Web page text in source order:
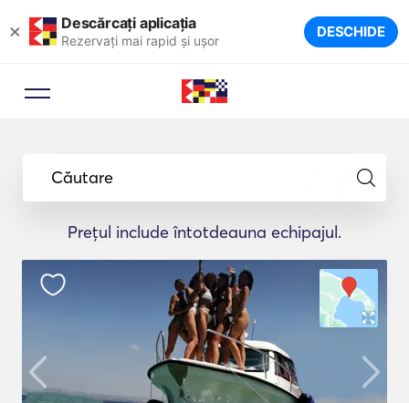
× Descărcați aplicația
Rezervați mai rapid și ușor DESCHIDE
Căutare
Prețul include întotdeauna echipajul.